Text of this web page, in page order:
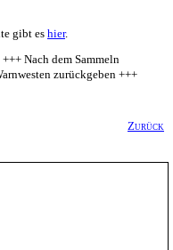
gibt es hier.
Nach dem Sammeln
zurückgeben +++
Zurück